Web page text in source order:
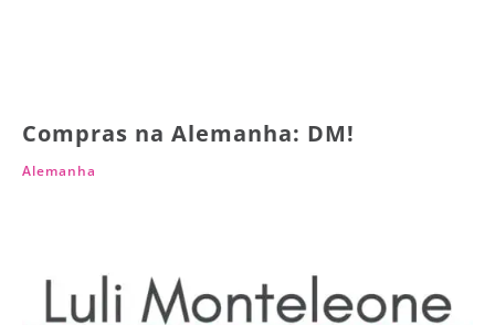
Compras na Alemanha: DM!
Alemanha